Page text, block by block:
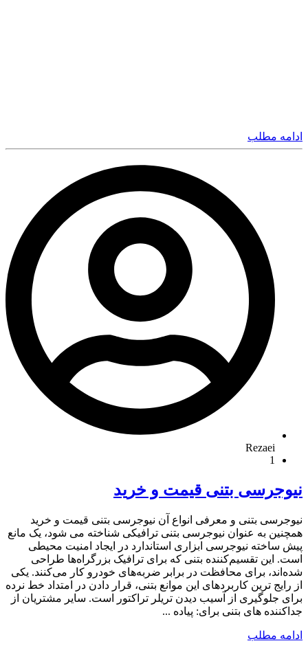
ادامه مطلب
Rezaei
1
نیوجرسی بتنی قیمت و خرید
نیوجرسی بتنی و معرفی انواع آن نیوجرسی بتنی قیمت و خرید
همچنین به عنوان نیوجرسی بتنی ترافیکی شناخته می شود، یک مانع
پیش ساخته نیوجرسی ابزاری استاندارد در ایجاد امنیت محیطی
است. این تقسیم‌کننده بتنی که برای ترافیک بزرگراه‌ها طراحی
شده‌اند، برای محافظت در برابر ضربه‌های خودرو کار می‌کنند. یکی
از رایج ترین کاربردهای این موانع بتنی، قرار دادن در امتداد خط نرده
برای جلوگیری از آسیب دیدن تریلر تراکتور است. سایر مشتریان از
جداکننده های بتنی برای: پیاده ...
ادامه مطلب